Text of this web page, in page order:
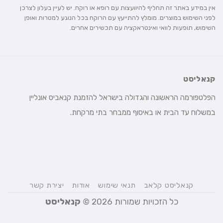
אין במידע באתר זה תחליף להיוועצות עם רופא או רוקח. יש לעיין בעלון לצרכן
לפני השימוש במוצרים. מומלץ להתייעץ עם הרוקח בכל הנוגע למטרות ואופן
השימוש, תופעות לוואי ואינטראקציה עם תכשירים אחרים.
קנאליסט
הפלטפורמה הראשונה והגדולה בישראל להזמנת קנאביס אונליין
במשלוח עד הבית או באיסוף ממבחר בתי מרקחת.
קנאליסט קלאב תנאי שימוש אודות יצירת קשר
כל הזכויות שמורות 2026 © קנאליסט